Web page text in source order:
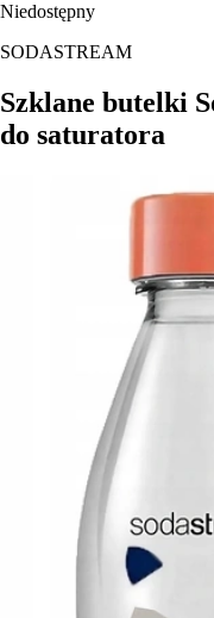
Niedostępny
SODASTREAM
Szklane butelki
do saturatora